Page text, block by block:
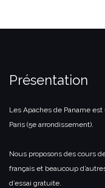
Présentation
Les Apaches de Paname est
Paris (5e arrondissement).
Nous proposons des cours
français et beaucoup
d’essai gratuite.